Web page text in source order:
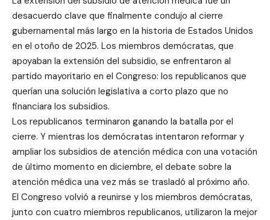
desacuerdo clave que finalmente condujo al cierre
gubernamental más largo en la historia de Estados Unidos
en el otoño de 2025. Los miembros demócratas, que
apoyaban la extensión del subsidio, se enfrentaron al
partido mayoritario en el Congreso: los republicanos que
querían una solución legislativa a corto plazo que no
financiara los subsidios.
Los republicanos terminaron ganando la batalla por el
cierre. Y mientras los demócratas intentaron reformar y
ampliar los subsidios de atención médica con una votación
de último momento en diciembre, el debate sobre la
atención médica una vez más se trasladó al próximo año.
El Congreso volvió a reunirse y los miembros demócratas,
junto con cuatro miembros republicanos, utilizaron la mejor